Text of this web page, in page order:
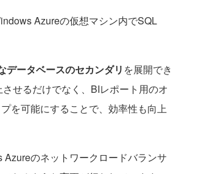
Azureの仮想マシン内でSQL
データベースのセカンダリ を展開でき
せるだけでなく、BIレポート用のオ
を可能にすることで、効率性も向上
のネットワークロードバランサ